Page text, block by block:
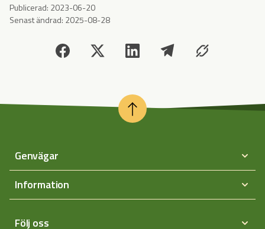
Publicerad: 2023-06-20
Senast ändrad: 2025-08-28
Genvägar
Information
Följ oss